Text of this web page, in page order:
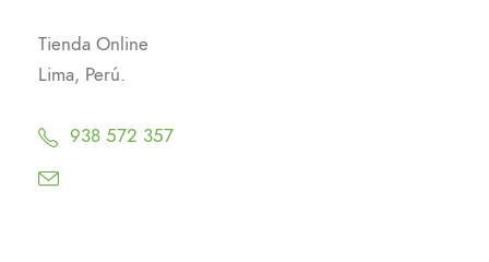
Tienda Online
Lima, Perú.
938 572 357